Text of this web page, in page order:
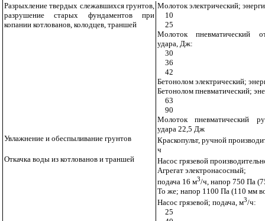
Разрыхление твердых слежавшихся грунтов,
разрушение старых фундаментов при
копании котлованов, колодцев, траншей
Молоток электрический;
10
25
Молоток пневматический
удара, Дж:
30
36
42
Бетонолом электрический;
Бетонолом пневматический;
63
90
Молоток пневматический
удара 22,5 Дж
Увлажнение и обеспыливание грунтов
Краскопульт, ручной
ч
Откачка воды из котлованов и траншей
Насос грязевой
Агрегат электронасосный;
подача 16 м3/ч, напор 750 Па
То же; напор 1100 Па (110 мм
Насос грязевой; подача, м3/ч:
25